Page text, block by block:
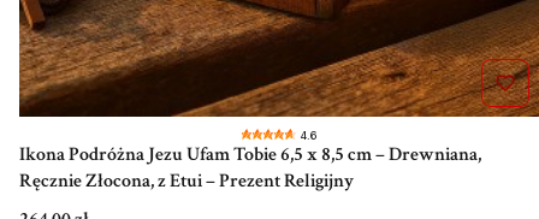
4.6
Ikona Podróżna Jezu Ufam Tobie 6,5 x 8,5 cm – Drewniana,
Ręcznie Złocona, z Etui – Prezent Religijny